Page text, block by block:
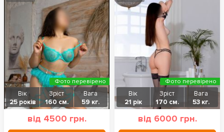
Вік
25 років
Зріст
160 см.
Вага
59 кг.
від 4500 грн.
Фото перевірено
Вік
21 рік
Зріст
170 см.
Вага
53 кг.
від 6000 грн.
Фото перевірено